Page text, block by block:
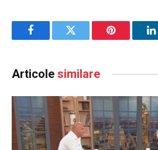
FacebookTwitter Pinterest
Articole similare